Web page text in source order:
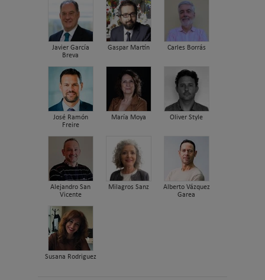
Javier García
Breva
Gaspar Martín Carles Borrás
José Ramón
Freire
María Moya Oliver Style
Alejandro San
Vicente
Milagros Sanz
Alberto Vázquez
Garea
Susana Rodriguez